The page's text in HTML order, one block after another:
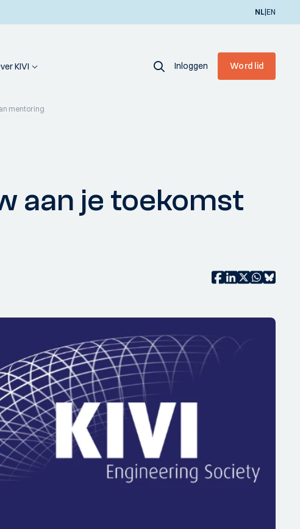
NL|EN
KIVI Inloggen Word lid
mentoring
aan je toekomst